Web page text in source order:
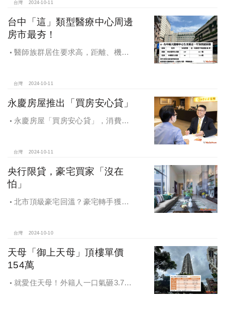
台灣 2024-10-11
台中「這」類型醫療中心周邊
房市最夯！
醫師族群居住要求高，距離、機能
台灣 2024-10-11
永慶房屋推出「買房安心貸」
永慶房屋「買房安心貸」，消費者
產交易安全
台灣 2024-10-11
央行限貸，豪宅買家「沒在
怕」
北市頂級豪宅回溫？豪宅轉手獲利
台灣 2024-10-10
天母「御上天母」頂樓單價
154萬
就愛住天母！外籍人一口氣砸3.78